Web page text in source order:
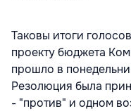
Таковы итоги
проекту бюджета
прошло в
Резолюция была
- "против" и одном